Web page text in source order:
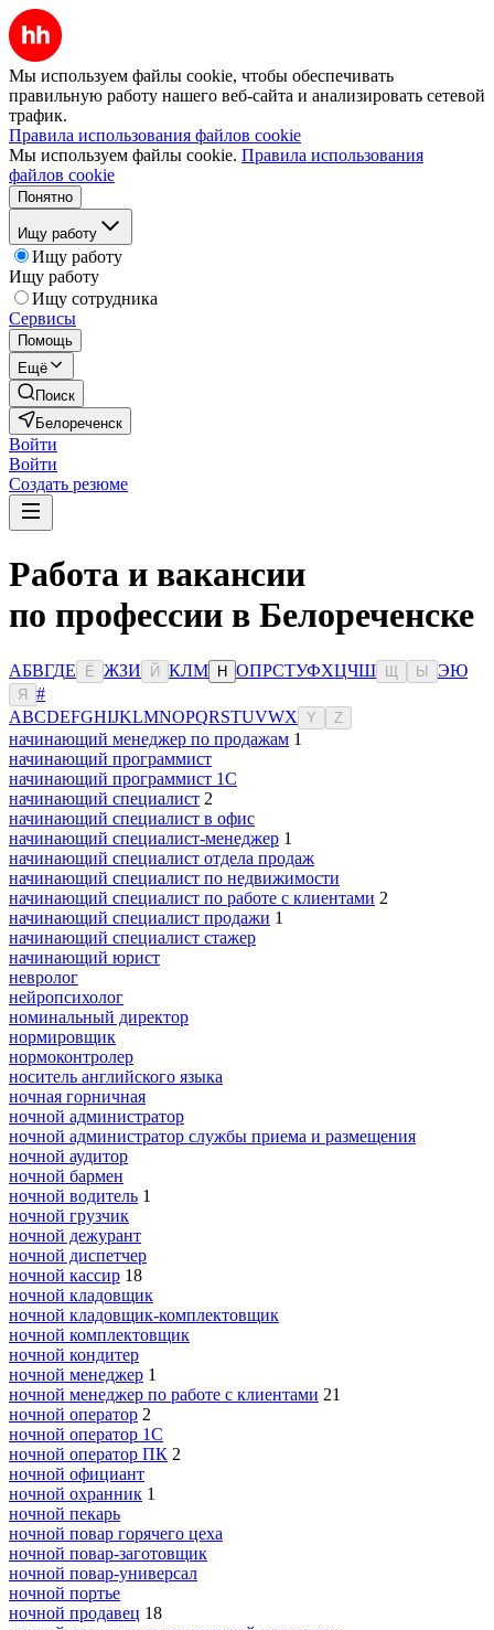
Мы используем файлы cookie, чтобы обеспечивать
правильную работу нашего веб-сайта и анализировать сетевой
трафик.
Правила использования файлов cookie
Мы используем файлы cookie. Правила использования
файлов cookie
Понятно
Ищу работу
Ищу работу
Ищу работу
Ищу сотрудника
Сервисы
Помощь
Ещё
Поиск
Белореченск
Войти
Войти
Создать резюме
Работа и вакансии
по профессии в Белореченске
АБВГДЕ Ё ЖЗИ Й КЛМ Н ОПРСТУФХЦЧШ Ы ЭЮ
Я
#
ABCDEFGHIJKLMNOPQRSTUVWX Y Z
начинающий менеджер по продажам 1
начинающий программист
начинающий программист 1С
начинающий специалист 2
начинающий специалист в офис
начинающий специалист-менеджер 1
начинающий специалист отдела продаж
начинающий специалист по недвижимости
начинающий специалист по работе с клиентами 2
начинающий специалист продажи 1
начинающий специалист стажер
начинающий юрист
невролог
нейропсихолог
номинальный директор
нормировщик
нормоконтролер
носитель английского языка
ночная горничная
ночной администратор
ночной администратор службы приема и размещения
ночной аудитор
ночной бармен
ночной водитель 1
ночной грузчик
ночной дежурант
ночной диспетчер
ночной кассир 18
ночной кладовщик
ночной кладовщик-комплектовщик
ночной комплектовщик
ночной кондитер
ночной менеджер 1
ночной менеджер по работе с клиентами 21
ночной оператор 2
ночной оператор 1С
ночной оператор ПК 2
ночной официант
ночной охранник 1
ночной пекарь
ночной повар горячего цеха
ночной повар-заготовщик
ночной повар-универсал
ночной портье
ночной продавец 18